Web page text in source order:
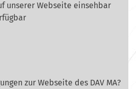
unserer Webseite einsehbar
zur Webseite des DAV MA?